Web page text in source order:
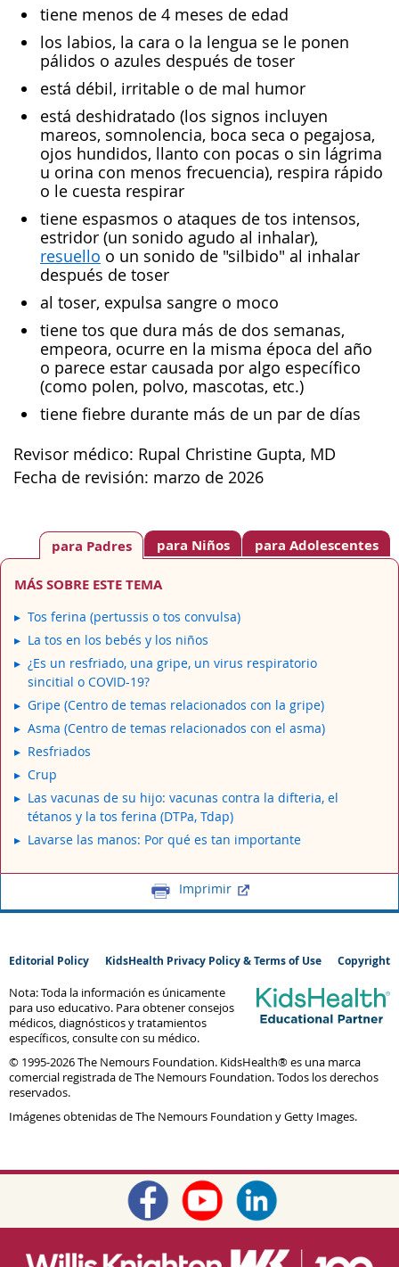
tiene menos de 4 meses de edad
los labios, la cara o la lengua se le ponen
pálidos o azules después de toser
está débil, irritable o de mal humor
está deshidratado (los signos incluyen
mareos, somnolencia, boca seca o pegajosa,
ojos hundidos, llanto con pocas o sin lágrima
u orina con menos frecuencia), respira rápido
o le cuesta respirar
tiene espasmos o ataques de tos intensos,
estridor (un sonido agudo al inhalar),
resuello o un sonido de "silbido" al inhalar
después de toser
al toser, expulsa sangre o moco
tiene tos que dura más de dos semanas,
empeora, ocurre en la misma época del año
o parece estar causada por algo específico
(como polen, polvo, mascotas, etc.)
tiene fiebre durante más de un par de días
Revisor médico: Rupal Christine Gupta, MD
Fecha de revisión: marzo de 2026
para Adolescentes
para Niños
para Padres
MÁS SOBRE ESTE TEMA
Tos ferina (pertussis o tos convulsa)
La tos en los bebés y los niños
¿Es un resfriado, una gripe, un virus respiratorio
sincitial o COVID-19?
Gripe (Centro de temas relacionados con la gripe)
Asma (Centro de temas relacionados con el asma)
Resfriados
Crup
Las vacunas de su hijo: vacunas contra la difteria, el
tétanos y la tos ferina (DTPa, Tdap)
Lavarse las manos: Por qué es tan importante
Imprimir
Editorial Policy KidsHealth Privacy Policy & Terms of Use Copyright
Nota: Toda la información es únicamente
para uso educativo. Para obtener consejos
médicos, diagnósticos y tratamientos
específicos, consulte con su médico.
© 1995-2026 The Nemours Foundation. KidsHealth® es una marca
comercial registrada de The Nemours Foundation. Todos los derechos
reservados.
Imágenes obtenidas de The Nemours Foundation y Getty Images.